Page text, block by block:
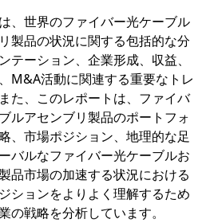
、世界のファイバー光ケーブル
製品の状況に関する包括的な分
テーション、企業形成、収益、
M&A活動に関連する重要なトレ
た、このレポートは、ファイバ
ルアセンブリ製品のポートフォ
、市場ポジション、地理的な足
バルなファイバー光ケーブルお
品市場の加速する状況における
ションをよりよく理解するため
の戦略を分析しています。